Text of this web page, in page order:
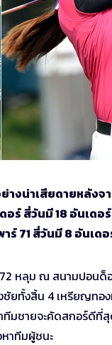
งน่าเสียดายหลัง
ร์ สี่วันมี 18 อันเด
71 สี่วันมี 8 อันเด
หลุม ณ สนามปอนด็
ชัยทั้งสิ้น 4 เหรียญท
มชายจะคัดสกอร์ดีที่
าทีมผู้ชนะ